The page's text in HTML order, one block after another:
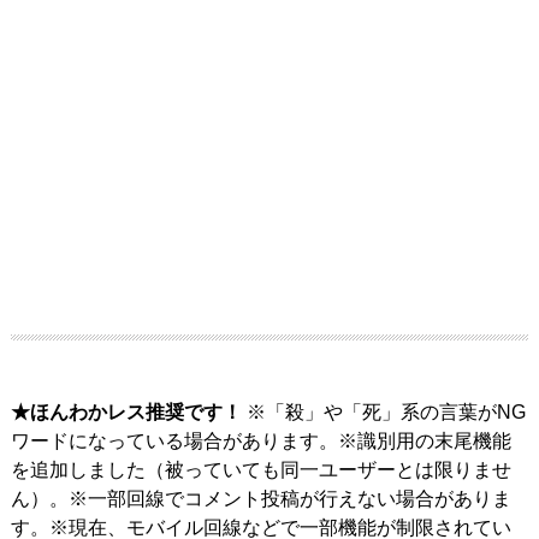
★ほんわかレス推奨です！
※「殺」や「死」系の言葉がNG
ワードになっている場合があります。※識別用の末尾機能
を追加しました（被っていても同一ユーザーとは限りませ
ん）。※一部回線でコメント投稿が行えない場合がありま
す。※現在、モバイル回線などで一部機能が制限されてい